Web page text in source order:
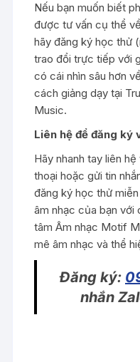
Nếu bạn muốn biết
được tư vấn cụ thể
hãy đăng ký học thử
trao đổi trực tiếp với
có cái nhìn sâu hơn
cách giảng dạy tại
Music.
Liên hệ để đăng ký
Hãy nhanh tay liên
thoại hoặc gửi tin
đăng ký học thử
âm nhạc của bạn với
tâm Âm nhạc Motif
mê âm nhạc và thể
Đăng ký:
nhắn